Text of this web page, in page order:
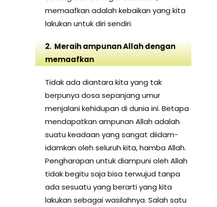
memaafkan adalah kebaikan yang kita
lakukan untuk diri sendiri.
2. Meraih ampunan Allah dengan
memaafkan
Tidak ada diantara kita yang tak
berpunya dosa sepanjang umur
menjalani kehidupan di dunia ini. Betapa
mendapatkan ampunan Allah adalah
suatu keadaan yang sangat diidam-
idamkan oleh seluruh kita, hamba Allah.
Pengharapan untuk diampuni oleh Allah
tidak begitu saja bisa terwujud tanpa
ada sesuatu yang berarti yang kita
lakukan sebagai wasilahnya. Salah satu